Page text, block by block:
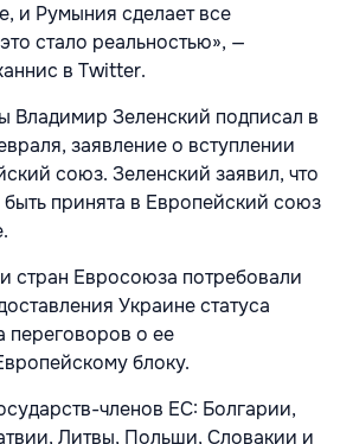
и Румыния сделает все
стало реальностью», —
в Twitter.
Владимир Зеленский подписал в
заявление о вступлении
союз. Зеленский заявил, что
принята в Европейский союз
стран Евросоюза потребовали
Украине статуса
переговоров о ее
блоку.
членов ЕС: Болгарии,
Литвы, Польши, Словакии и